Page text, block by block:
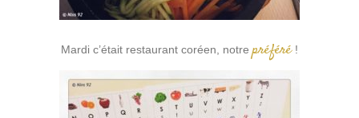
Mardi c’était restaurant coréen, notrepréféré!